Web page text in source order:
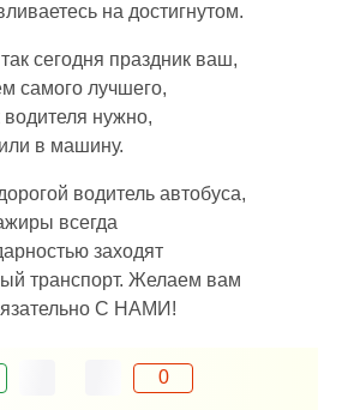
на достигнутом.
сегодня праздник ваш,
самого лучшего,
водителя нужно,
в машину.
водитель автобуса,
всегда
заходят
транспорт. Желаем вам
С НАМИ!
0